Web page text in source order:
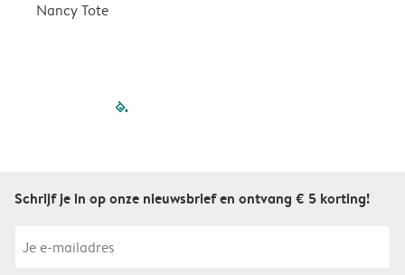
Nancy Tote
filled-pagination
Schrijf je in op onze nieuwsbrief en ontvang € 5 korting!